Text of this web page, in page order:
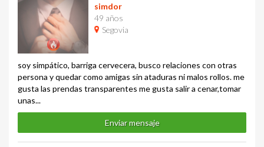
simdor
49 años
Segovia
soy simpático, barriga cervecera, busco relaciones con otras
persona y quedar como amigas sin ataduras ni malos rollos. me
gusta las prendas transparentes me gusta salir a cenar,tomar
unas...
Enviar mensaje